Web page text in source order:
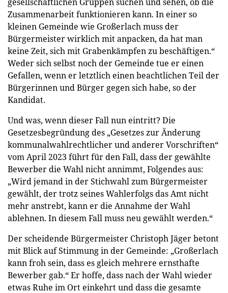
Zusammenarbeit funktionieren kann. In einer so
kleinen Gemeinde wie Großerlach muss der
Bürgermeister wirklich mit anpacken, da hat man
keine Zeit, sich mit Grabenkämpfen zu beschäftigen.“
Weder sich selbst noch der Gemeinde tue er einen
Gefallen, wenn er letztlich einen beachtlichen Teil der
Bürgerinnen und Bürger gegen sich habe, so der
Kandidat.
Und was, wenn dieser Fall nun eintritt? Die
Gesetzesbegründung des „Gesetzes zur Änderung
kommunalwahlrechtlicher und anderer Vorschriften“
vom April 2023 führt für den Fall, dass der gewählte
Bewerber die Wahl nicht annimmt, Folgendes aus:
„Wird jemand in der Stichwahl zum Bürgermeister
gewählt, der trotz seines Wahlerfolgs das Amt nicht
mehr anstrebt, kann er die Annahme der Wahl
ablehnen. In diesem Fall muss neu gewählt werden.“
Der scheidende Bürgermeister Christoph Jäger betont
mit Blick auf Stimmung in der Gemeinde: „Großerlach
kann froh sein, dass es gleich mehrere ernsthafte
Bewerber gab.“ Er hoffe, dass nach der Wahl wieder
etwas Ruhe im Ort einkehrt und dass die gesamte